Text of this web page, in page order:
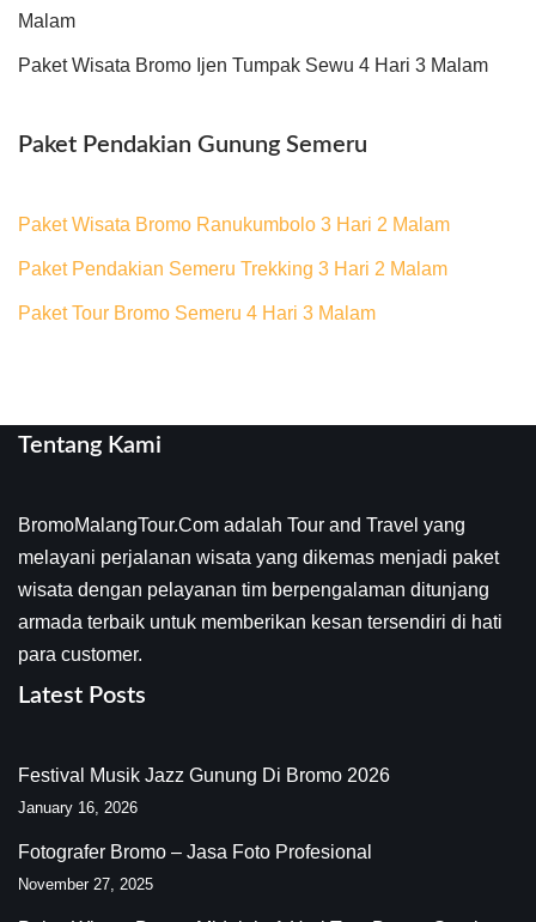
Malam
Paket Wisata Bromo Ijen Tumpak Sewu 4 Hari 3 Malam
Paket Pendakian Gunung Semeru
Paket Wisata Bromo Ranukumbolo 3 Hari 2 Malam
Paket Pendakian Semeru Trekking 3 Hari 2 Malam
Paket Tour Bromo Semeru 4 Hari 3 Malam
Tentang Kami
BromoMalangTour.Com adalah Tour and Travel yang
melayani perjalanan wisata yang dikemas menjadi paket
wisata dengan pelayanan tim berpengalaman ditunjang
armada terbaik untuk memberikan kesan tersendiri di hati
para customer.
Latest Posts
Festival Musik Jazz Gunung Di Bromo 2026
January 16, 2026
Fotografer Bromo – Jasa Foto Profesional
November 27, 2025